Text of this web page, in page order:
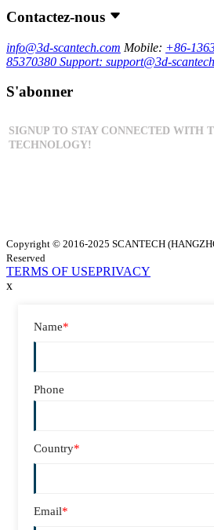
Contactez-nous
info@3d-scantech.com Mobile: +86-
85370380 Support: support@3d-
S'abonner
Copyright © 2016-2025 SCANTECH
Reserved
TERMS OF USEPRIVACY
x
Name*
Phone
Country*
Email*